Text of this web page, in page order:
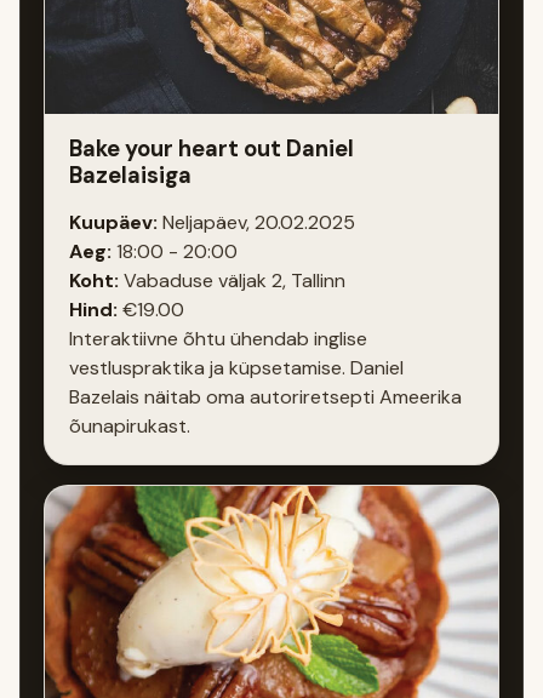
Bake your heart out Daniel
Bazelaisiga
Kuupäev: Neljapäev, 20.02.2025
Aeg: 18:00 - 20:00
Koht: Vabaduse väljak 2, Tallinn
Hind: €19.00
Interaktiivne õhtu ühendab inglise
vestluspraktika ja küpsetamise. Daniel
Bazelais näitab oma autoriretsepti Ameerika
õunapirukast.